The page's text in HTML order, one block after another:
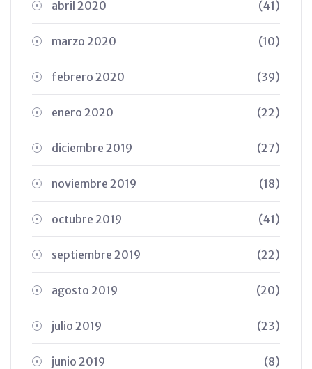
abril 2020 (41)
marzo 2020 (10)
febrero 2020 (39)
enero 2020 (22)
diciembre 2019 (27)
noviembre 2019 (18)
octubre 2019 (41)
septiembre 2019 (22)
agosto 2019 (20)
julio 2019 (23)
junio 2019 (8)